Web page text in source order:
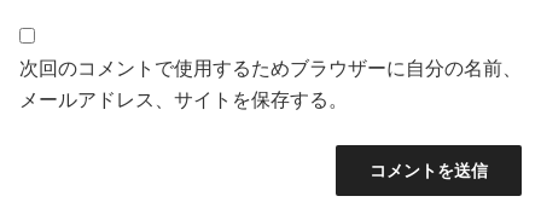
次回のコメントで使用するためブラウザーに自分の名前、
メールアドレス、サイトを保存する。